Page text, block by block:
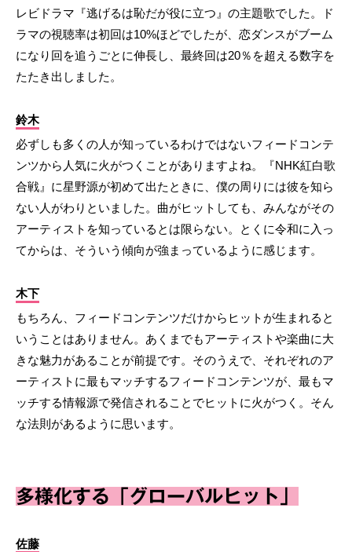
レビドラマ『逃げるは恥だが役に立つ』の主題歌でした。ド
ラマの視聴率は初回は10%ほどでしたが、恋ダンスがブーム
になり回を追うごとに伸長し、最終回は20％を超える数字を
たたき出しました。
鈴木
必ずしも多くの人が知っているわけではないフィードコンテ
ンツから人気に火がつくことがありますよね。『NHK紅白歌
合戦』に星野源が初めて出たときに、僕の周りには彼を知ら
ない人がわりといました。曲がヒットしても、みんながその
アーティストを知っているとは限らない。とくに令和に入っ
てからは、そういう傾向が強まっているように感じます。
木下
もちろん、フィードコンテンツだけからヒットが生まれると
いうことはありません。あくまでもアーティストや楽曲に大
きな魅力があることが前提です。そのうえで、それぞれのア
ーティストに最もマッチするフィードコンテンツが、最もマ
ッチする情報源で発信されることでヒットに火がつく。そん
な法則があるように思います。
多様化する「グローバルヒット」
佐藤